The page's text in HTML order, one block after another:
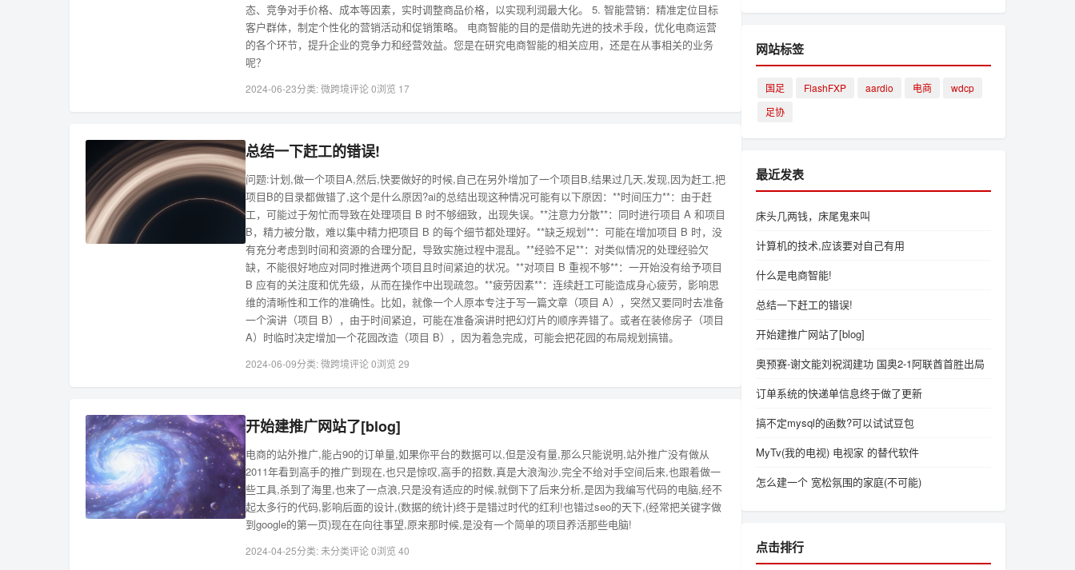
态、竞争对手价格、成本等因素，实时调整商品价格，以实现利润最大化。 5. 智能营销：精准定位目标
客户群体，制定个性化的营销活动和促销策略。 电商智能的目的是借助先进的技术手段，优化电商运营
的各个环节，提升企业的竞争力和经营效益。您是在研究电商智能的相关应用，还是在从事相关的业务
呢？
2024-06-23分类:微跨境评论 0浏览 17
总结一下赶工的错误!
问题:计划,做一个项目A,然后,快要做好的时候,自己在另外增加了一个项目B,结果过几天,发现,因为赶工,把
项目B的目录都做错了,这个是什么原因?ai的总结出现这种情况可能有以下原因：**时间压力**：由于赶
工，可能过于匆忙而导致在处理项目 B 时不够细致，出现失误。**注意力分散**：同时进行项目 A 和项目
B，精力被分散，难以集中精力把项目 B 的每个细节都处理好。**缺乏规划**：可能在增加项目 B 时，没
有充分考虑到时间和资源的合理分配，导致实施过程中混乱。**经验不足**：对类似情况的处理经验欠
缺，不能很好地应对同时推进两个项目且时间紧迫的状况。**对项目 B 重视不够**：一开始没有给予项目
B 应有的关注度和优先级，从而在操作中出现疏忽。**疲劳因素**：连续赶工可能造成身心疲劳，影响思
维的清晰性和工作的准确性。比如，就像一个人原本专注于写一篇文章（项目 A），突然又要同时去准备
一个演讲（项目 B），由于时间紧迫，可能在准备演讲时把幻灯片的顺序弄错了。或者在装修房子（项目
A）时临时决定增加一个花园改造（项目 B），因为着急完成，可能会把花园的布局规划搞错。
2024-06-09分类:微跨境评论 0浏览 29
开始建推广网站了[blog]
电商的站外推广,能占90的订单量,如果你平台的数据可以,但是没有量,那么只能说明,站外推广没有做从
2011年看到高手的推广到现在,也只是惊叹,高手的招数,真是大浪淘沙,完全不给对手空间后来,也跟着做一
些工具,杀到了海里,也来了一点浪,只是没有适应的时候,就倒下了后来分析,是因为我编写代码的电脑,经不
起太多行的代码,影响后面的设计,(数据的统计)终于是错过时代的红利!也错过seo的天下,(经常把关键字做
到google的第一页)现在在向往事望,原来那时候,是没有一个简单的项目养活那些电脑!
2024-04-25分类:未分类评论 0浏览 40
网站标签
国足 FlashFXP aardio 电商
wdcp
足协
最近发表
床头几两钱，床尾鬼来叫
计算机的技术,应该要对自己有用
什么是电商智能!
总结一下赶工的错误!
开始建推广网站了[blog]
奥预赛-谢文能刘祝润建功 国奥2-1阿联酋首胜出局
订单系统的快递单信息终于做了更新
搞不定mysql的函数?可以试试豆包
MyTv(我的电视) 电视家 的替代软件
怎么建一个 宽松氛围的家庭(不可能)
点击排行